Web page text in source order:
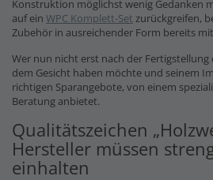
Konstruktion möglichst wenig Gedanken
auf ein WPC Komplett-Set zurückgreifen,
Zubehör in ausreichender Form bereits
Wer nun nicht erst nach der Fertigstellung
dem Gesicht haben möchte und seinem
richtigen Sparangebote, von einem
Beratung anbietet.
Qualitätszeichen
Hersteller müssen
einhalten